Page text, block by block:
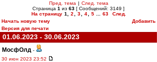
Пред. тема | След. тема
Страница 1 из 63 [ Сообщений: 3149 ]
На страницу 1 2 3 4 5 63
След.
Начать новую тему
Добавить
Версия для печати
01.06.2023 - 30.06.2023
МосфОлд -
30 июн 2023 23:52